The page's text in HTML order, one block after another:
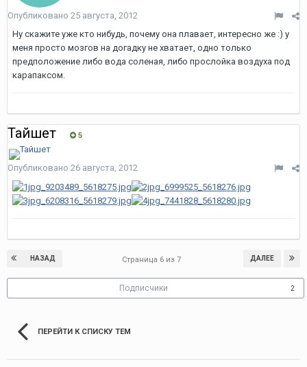
Опубликовано 25 августа, 2012
Ну скажите уже кто нибудь, почему она плавает, интересно же :) у
меня просто мозгов на догадку не хватает, одно только
предположение либо вода соленая, либо прослойка воздуха под
карапаксом.
Тайшет 5
Опубликовано 26 августа, 2012
НАЗАД ДАЛЕЕ
Страница 6 из 7
Подписчики 2
ПЕРЕЙТИ К СПИСКУ ТЕМ